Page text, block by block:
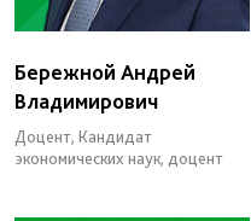
Бережной Андрей
Владимирович
Доцент, Кандидат
экономических наук, доцент